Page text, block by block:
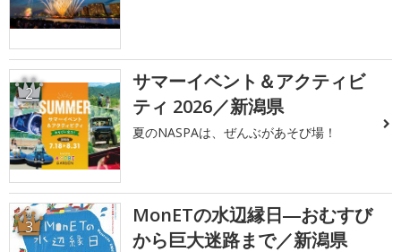
2
サマーイベント＆アクティビ
ティ 2026／新潟県
夏のNASPAは、ぜんぶがあそび場！
3
MonETの水辺縁日―おむすび
から巨大迷路まで／新潟県